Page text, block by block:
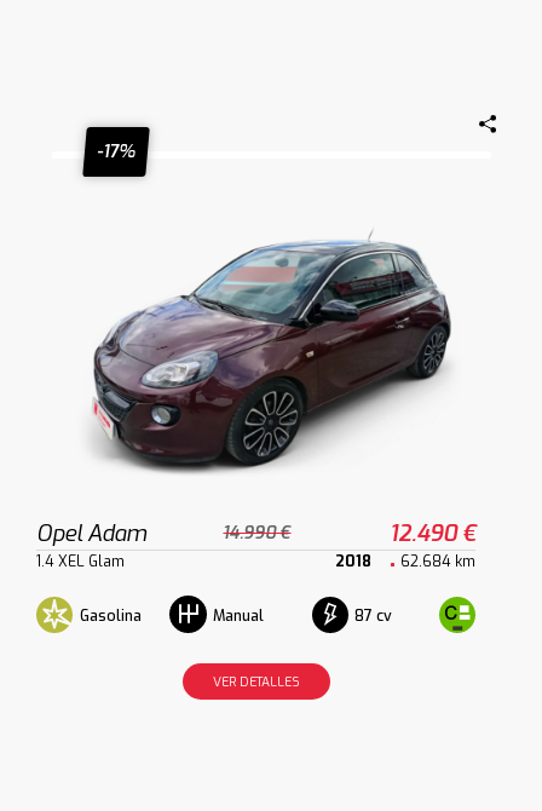
-17%
Opel Adam 14.990 € 12.490 €
1.4 XEL Glam 2018 62.684 km
Gasolina Manual 87 cv
VER DETALLES